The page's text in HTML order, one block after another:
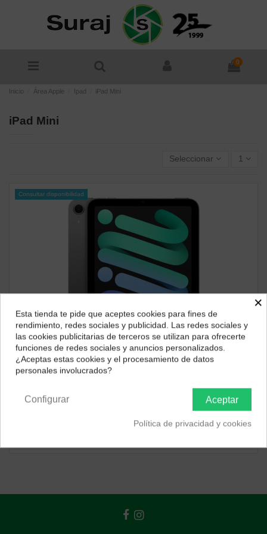
0
Inicio Área Apple Ipad iPad Mini
iPad Mini
Seleccionar 1
Consultar disponibilidad
Consultar disponibilidad
¿Dónde deseas recibir tu pedido?
Selecciona tu ubicación para mostrarte los precios e
impuestos correctos para tu región.
×
Esta tienda te pide que aceptes cookies para fines de
rendimiento, redes sociales y publicidad. Las redes sociales y
las cookies publicitarias de terceros se utilizan para ofrecerte
funciones de redes sociales y anuncios personalizados.
¿Aceptas estas cookies y el procesamiento de datos
personales involucrados?
Aceptar
Configurar
Política de privacidad y cookies